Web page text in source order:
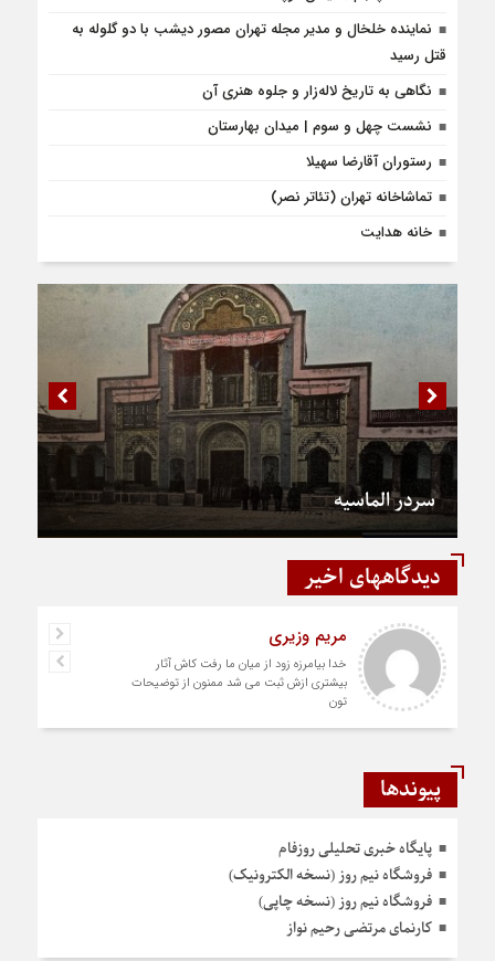
نماینده خلخال و مدیر مجله تهران مصور دیشب با دو گلوله به
قتل رسید
نگاهی به تاریخ لاله‌زار و جلوه هنری آن
نشست چهل و سوم | میدان بهارستان
رستوران آقارضا سهیلا
تماشاخانه تهران (تئاتر نصر)
خانه هدایت
سردر الماسیه
دیدگاههای اخیر
مریم وزیری
خدا بیامرزه زود از میان ما رفت کاش آثار
بیشتری ازش ثبت می شد ممنون از توضیحات
تون
پیوندها
پایگاه خبری تحلیلی روزفام
فروشگاه نیم روز (نسخه الکترونیک)
فروشگاه نیم روز (نسخه چاپی)
کارنمای مرتضی رحیم نواز